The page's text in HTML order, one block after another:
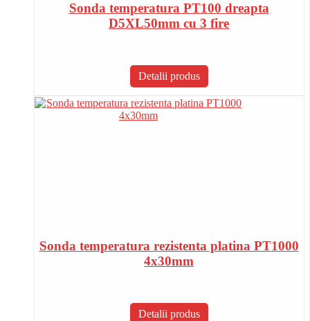
Sonda temperatura PT100 dreapta
D5XL50mm cu 3 fire
Detalii produs
Sonda temperatura rezistenta platina PT1000
4x30mm
Detalii produs